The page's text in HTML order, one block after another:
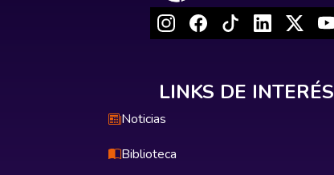
LINKS DE INTERÉS
Noticias
Biblioteca